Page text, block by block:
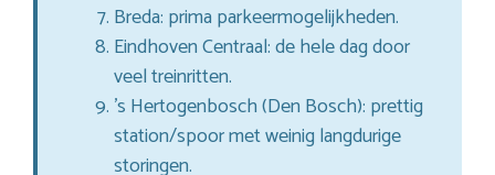
Breda: prima parkeermogelijkheden.
Eindhoven Centraal: de hele dag door
veel treinritten.
’s Hertogenbosch (Den Bosch): prettig
station/spoor met weinig langdurige
storingen.